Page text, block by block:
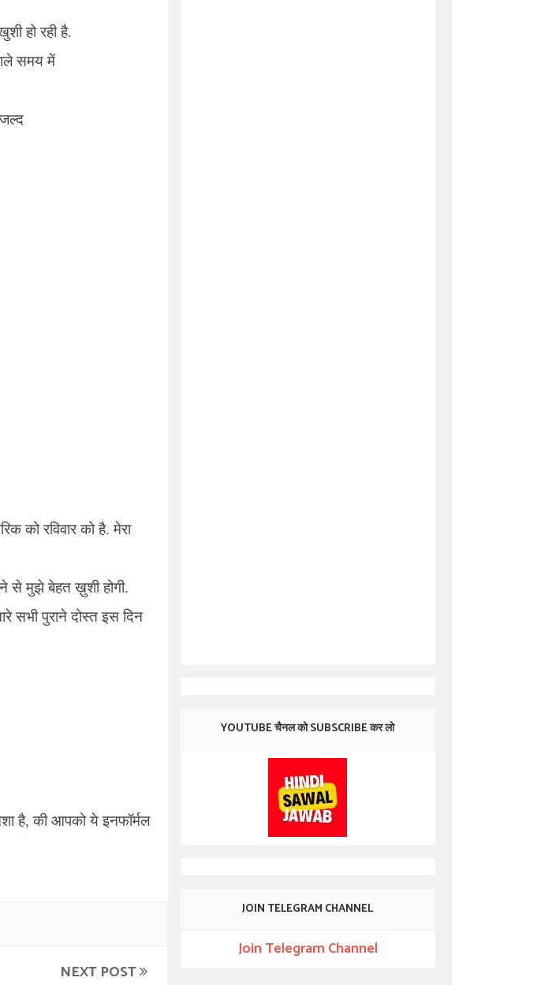
हो रही है.
समय में
को रविवार को है. मेरा
से मुझे बेहत ख़ुशी होगी.
सभी पुराने दोस्त इस दिन
है, की आपको ये इनफॉर्मल
NEXT POST
YOUTUBE चैनल को SUBSCRIBE कर लो
JOIN TELEGRAM CHANNEL
Join Telegram Channel